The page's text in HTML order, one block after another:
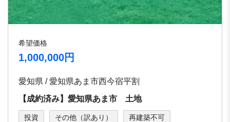
希望価格
1,000,000円
愛知県 / 愛知県あま市西今宿平割
【成約済み】愛知県あま市 土地
投資 その他（訳あり） 再建築不可